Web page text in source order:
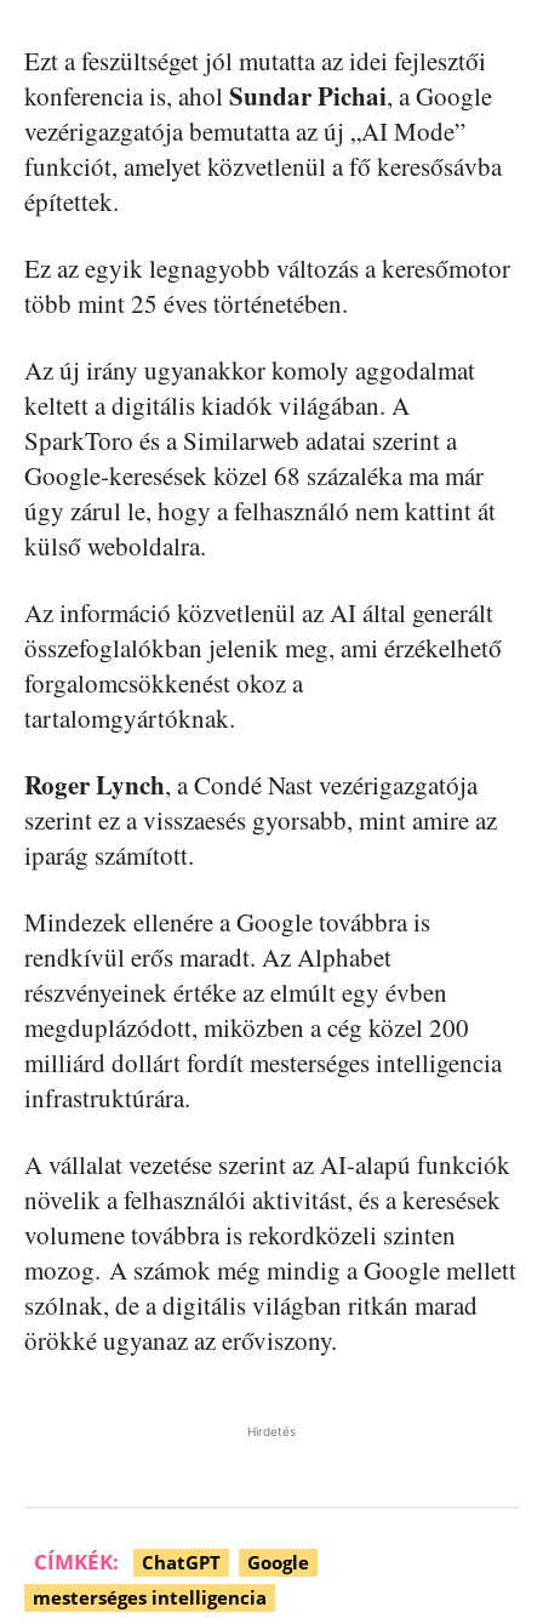
Ezt a feszültséget jól mutatta az idei fejlesztői
konferencia is, aholSundar Pichai, a Google
vezérigazgatója bemutatta az új „AI Mode”
funkciót, amelyet közvetlenül a fő keresősávba
építettek.
Ez az egyik legnagyobb változás a keresőmotor
több mint 25 éves történetében.
Az új irány ugyanakkor komoly aggodalmat
keltett a digitális kiadók világában. A
SparkToro és a Similarweb adatai szerint a
Google-keresések közel 68 százaléka ma már
úgy zárul le, hogy a felhasználó nem kattint át
külső weboldalra.
Az információ közvetlenül az AI által generált
összefoglalókban jelenik meg, ami érzékelhető
forgalomcsökkenést okoz a
tartalomgyártóknak.
Roger Lynch, a Condé Nast vezérigazgatója
szerint ez a visszaesés gyorsabb, mint amire az
iparág számított.
Mindezek ellenére a Google továbbra is
rendkívül erős maradt. Az Alphabet
részvényeinek értéke az elmúlt egy évben
megduplázódott, miközben a cég közel 200
milliárd dollárt fordít mesterséges intelligencia
infrastruktúrára.
A vállalat vezetése szerint az AI-alapú funkciók
növelik a felhasználói aktivitást, és a keresések
volumene továbbra is rekordközeli szinten
mozog. A számok még mindig a Google mellett
szólnak, de a digitális világban ritkán marad
örökké ugyanaz az erőviszony.
Hirdetés
CÍMKÉK: ChatGPT
Google
mesterséges intelligencia